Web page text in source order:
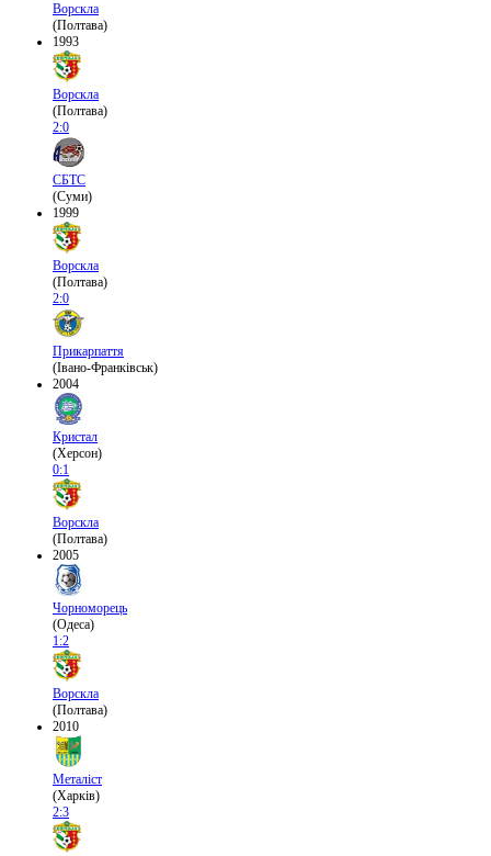
Ворскла
(Полтава)
1993
Ворскла
(Полтава)
2:0
СБТС
(Суми)
1999
Ворскла
(Полтава)
2:0
Прикарпаття
(Івано-Франківськ)
2004
Кристал
(Херсон)
0:1
Ворскла
(Полтава)
2005
Чорноморець
(Одеса)
1:2
Ворскла
(Полтава)
2010
Металіст
(Харків)
2:3